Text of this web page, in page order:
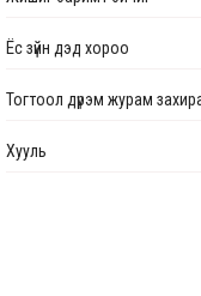
хариуцлага”
М.Говьсайхан
Ёс зүйн дэд хороо
Тогтоол дүрэм журам
Хууль